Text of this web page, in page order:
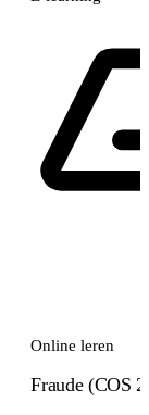
Online leren
Fraude (COS